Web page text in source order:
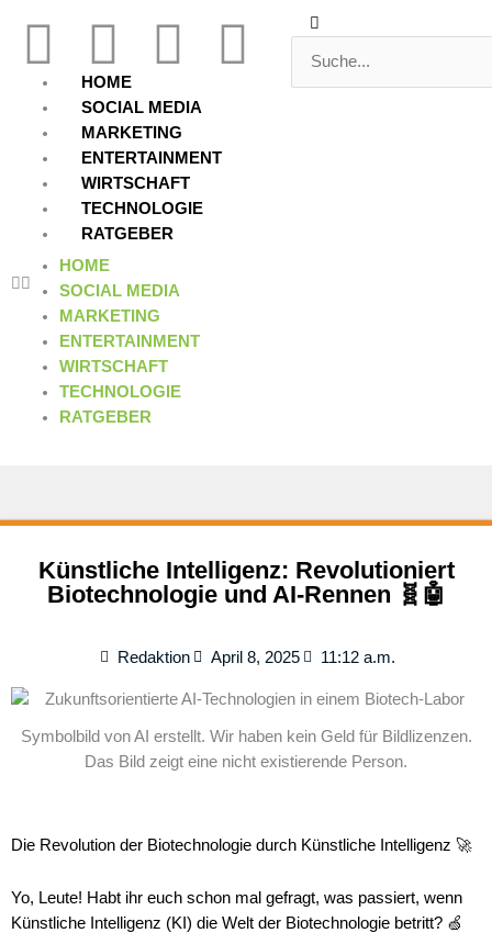
springen
F
a
c
e
b
o
o
k
T
w
i
t
t
e
r
Y
o
u
t
b
e
L
Suche
HOME
SOCIAL MEDIA
MARKETING
ENTERTAINMENT
WIRTSCHAFT
TECHNOLOGIE
RATGEBER
HOME
SOCIAL MEDIA
MARKETING
ENTERTAINMENT
WIRTSCHAFT
TECHNOLOGIE
RATGEBER
Künstliche Intelligenz: Revolutioniert
Biotechnologie und AI-Rennen 🧬🤖
Redaktion April 8, 2025 11:12 a.m.
Symbolbild von AI erstellt. Wir haben kein Geld für Bildlizenzen.
Das Bild zeigt eine nicht existierende Person.
Die Revolution der Biotechnologie durch Künstliche Intelligenz 🚀
Yo, Leute! Habt ihr euch schon mal gefragt, was passiert, wenn
Künstliche Intelligenz (KI) die Welt der Biotechnologie betritt? 🍏